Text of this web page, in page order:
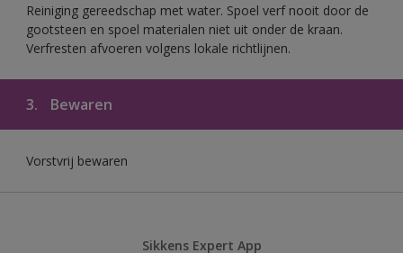
Reiniging gereedschap met water. Spoel verf nooit door de
gootsteen en spoel materialen niet uit onder de kraan.
Verfresten afvoeren volgens lokale richtlijnen.
3. Bewaren
Vorstvrij bewaren
Sikkens Expert App